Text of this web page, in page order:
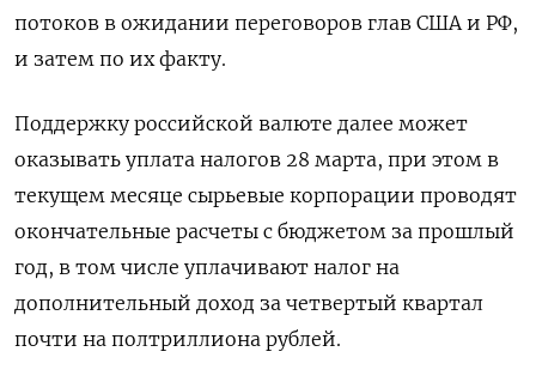
потоков в ожидании переговоров глав США и РФ,
и затем по их факту.
Поддержку российской валюте далее может
оказывать уплата налогов 28 марта, при этом в
текущем месяце сырьевые корпорации проводят
окончательные расчеты с бюджетом за прошлый
год, в том числе уплачивают налог на
дополнительный доход за четвертый квартал
почти на полтриллиона рублей.